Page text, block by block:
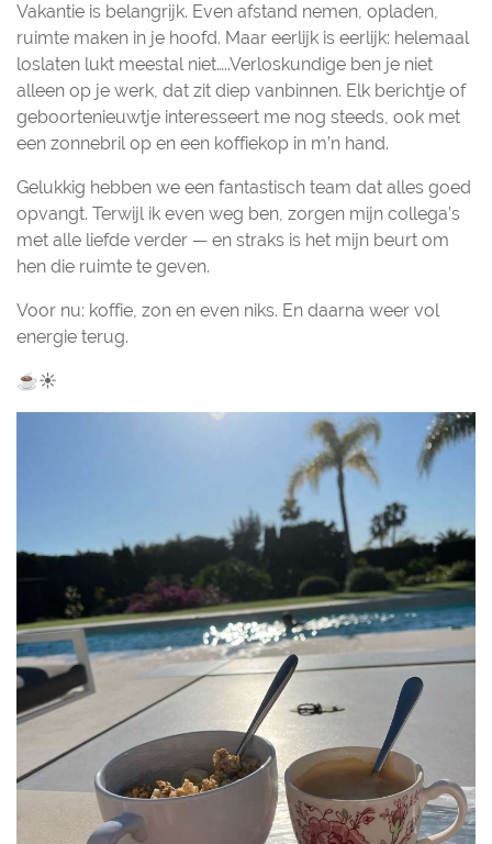
Vakantie is belangrijk. Even afstand nemen, opladen,
ruimte maken in je hoofd. Maar eerlijk is eerlijk: helemaal
loslaten lukt meestal niet…..Verloskundige ben je niet
alleen op je werk, dat zit diep vanbinnen. Elk berichtje of
geboortenieuwtje interesseert me nog steeds, ook met
een zonnebril op en een koffiekop in m’n hand.
Gelukkig hebben we een fantastisch team dat alles goed
opvangt. Terwijl ik even weg ben, zorgen mijn collega’s
met alle liefde verder — en straks is het mijn beurt om
hen die ruimte te geven.
Voor nu: koffie, zon en even niks. En daarna weer vol
energie terug.
☕☀️